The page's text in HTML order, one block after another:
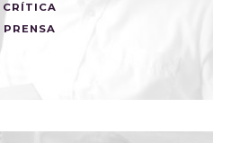
CRÍTICA
PRENSA
LA HISTORIA DE COLOMBIA